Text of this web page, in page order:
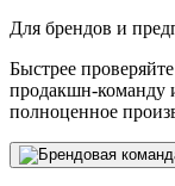
Для брендов и
Быстрее
продакшн-команду
полноценное